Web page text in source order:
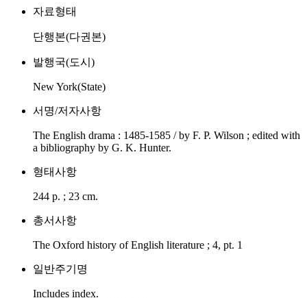
자료형태
단행본(다권본)
발행국(도시)
New York(State)
서명/저자사항
The English drama : 1485-1585 / by F. P. Wilson ; edited with
a bibliography by G. K. Hunter.
형태사항
244 p. ; 23 cm.
총서사항
The Oxford history of English literature ; 4, pt. 1
일반주기명
Includes index.